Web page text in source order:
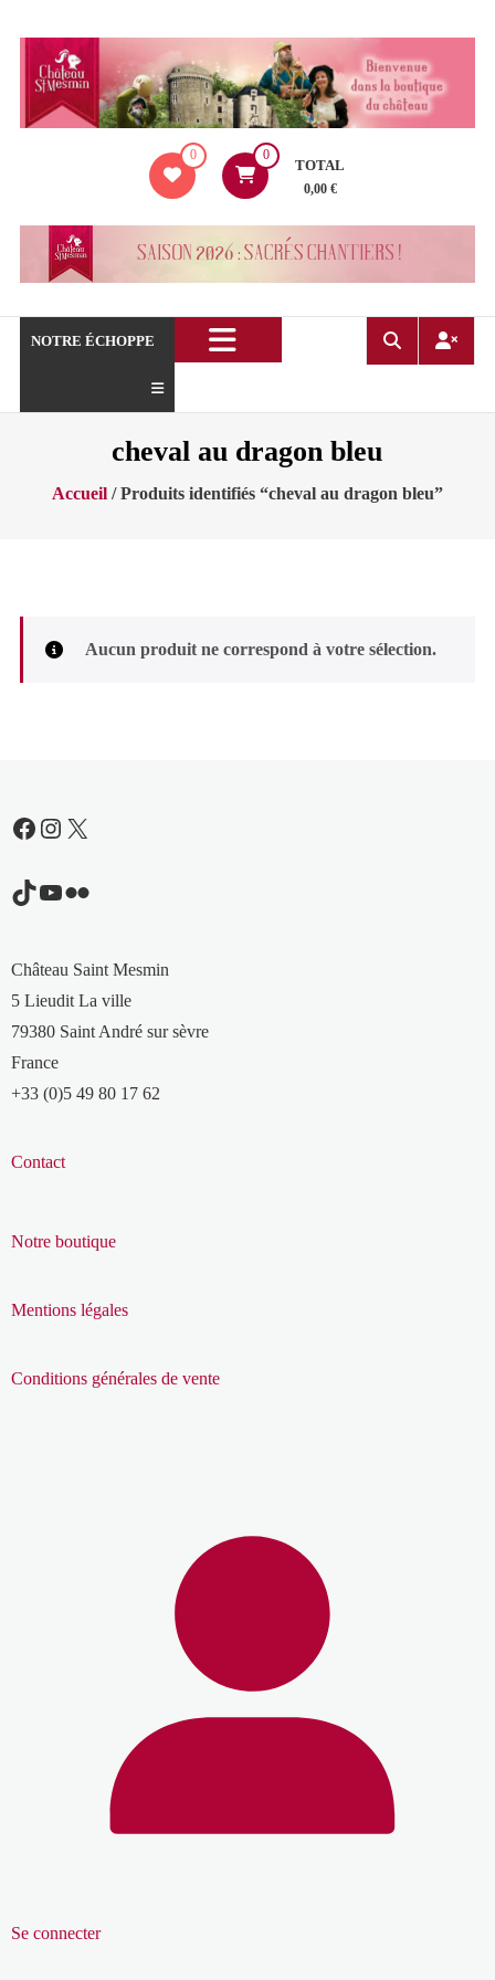
contenu
de
Mesmin
0 0
TOTAL
0,00 €
NOTRE ÉCHOPPE
cheval au dragon bleu
Accueil/ Produits identifiés “cheval au dragon bleu”
Aucun produit ne correspond à votre sélection.
Facebook
Instagram
X
TikTok
YouTube
Flickr
Château Saint Mesmin
5 Lieudit La ville
79380 Saint André sur sèvre
France
+33 (0)5 49 80 17 62
Contact
Notre boutique
Mentions légales
Conditions générales de vente
Se connecter